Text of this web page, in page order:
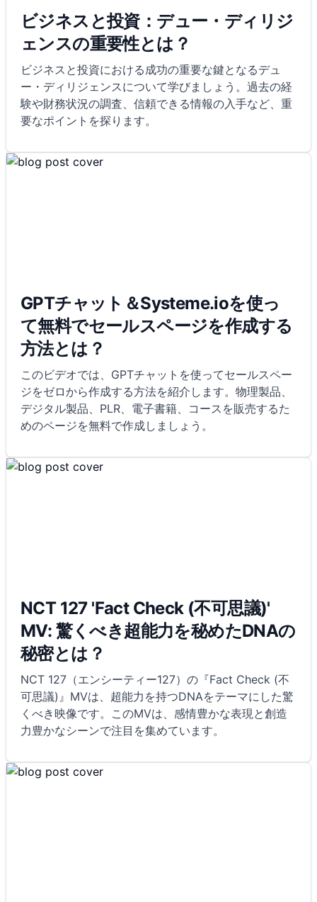
ビジネスと投資：デュー・ディリジ
ェンスの重要性とは？
ビジネスと投資における成功の重要な鍵となるデュ
ー・ディリジェンスについて学びましょう。過去の経
験や財務状況の調査、信頼できる情報の入手など、重
要なポイントを探ります。
GPTチャット＆Systeme.ioを使っ
て無料でセールスページを作成する
方法とは？
このビデオでは、GPTチャットを使ってセールスペー
ジをゼロから作成する方法を紹介します。物理製品、
デジタル製品、PLR、電子書籍、コースを販売するた
めのページを無料で作成しましょう。
NCT 127 'Fact Check (不可思議)'
MV: 驚くべき超能力を秘めたDNAの
秘密とは？
NCT 127（エンシーティー127）の『Fact Check (不
可思議)』MVは、超能力を持つDNAをテーマにした驚
くべき映像です。このMVは、感情豊かな表現と創造
力豊かなシーンで注目を集めています。